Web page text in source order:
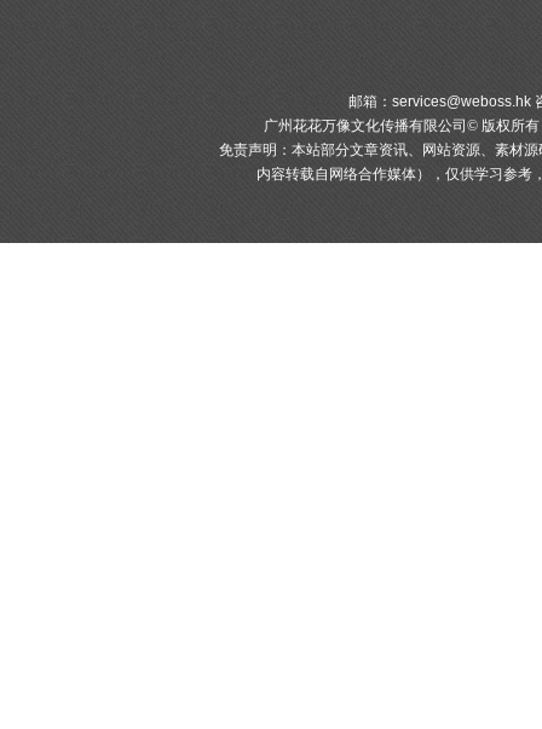
邮箱： services@weboss.hk
广州花花万像文化传播有限公司© 版权所有
免责声明：本站部分文章资讯、网站资源、素材
内容转载自网络合作媒体），仅供学习参